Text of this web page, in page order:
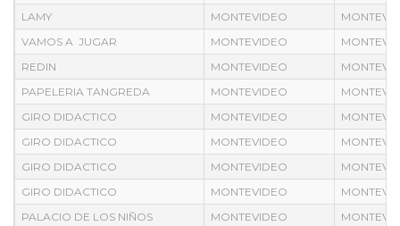
LAMY
MONTEVIDEO
VAMOS A JUGAR
MONTEVIDEO
REDIN
MONTEVIDEO
PAPELERIA TANGREDA
MONTEVIDEO
GIRO DIDACTICO
MONTEVIDEO
GIRO DIDACTICO
MONTEVIDEO
GIRO DIDACTICO
MONTEVIDEO
GIRO DIDACTICO
MONTEVIDEO
PALACIO DE LOS NIÑOS
MONTEVIDEO